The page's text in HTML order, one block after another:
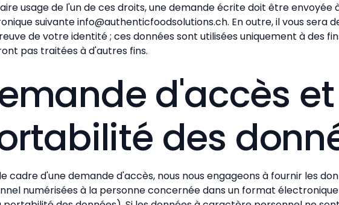
usage de l'un de ces droits, une demande écrite doit être envoyée
suivante info@authenticfoodsolutions.ch. En outre, il vous sera
de votre identité ; ces données sont utilisées uniquement à des
pas traitées à d'autres fins.
d'accès et
des
cadre d'une demande d'accès, nous nous engageons à fournir les
numérisées à la personne concernée dans un format